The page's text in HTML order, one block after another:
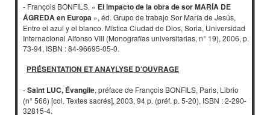
- François BONFILS, « El impacto de la obra de sor MARÍA DE
ÁGREDA en Europa », éd. Grupo de trabajo Sor María de Jesús,
Entre el azul y el blanco. Mística Ciudad de Dios, Soria, Universidad
Internacional Alfonso VIII (Monografías universitarias, n° 19), 2006, p.
73-94, ISBN : 84-96695-05-0.
PRÉSENTATION ET ANAYLYSE D’OUVRAGE
-Saint LUC, Évangile, préface de François BONFILS, Paris, Librio
(n° 566) [col. Textes sacrés], 2003, 94 p. (préf. p. 5-20), ISBN : 2-290-
32815-4.